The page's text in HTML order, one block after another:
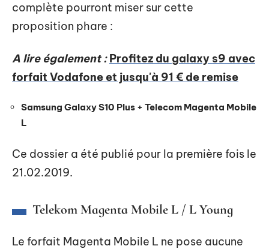
complète pourront miser sur cette
proposition phare :
A lire également : Profitez du galaxy s9 avec
forfait Vodafone et jusqu'à 91 € de remise
Samsung Galaxy S10 Plus + Telecom Magenta Mobile
L
Ce dossier a été publié pour la première fois le
21.02.2019.
Telekom Magenta Mobile L / L Young
Le forfait Magenta Mobile L ne pose aucune